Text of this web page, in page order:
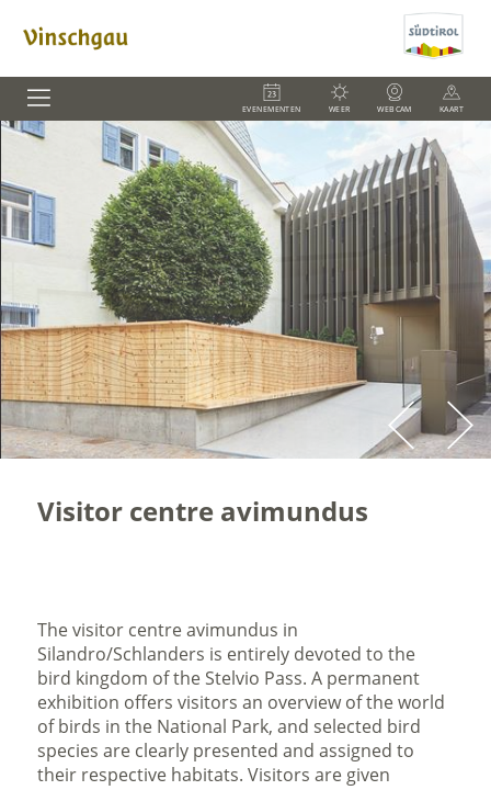
EVENEMENTEN WEER WEBCAM KAART
Visitor centre avimundus
The visitor centre avimundus in
Silandro/Schlanders is entirely devoted to the
bird kingdom of the Stelvio Pass. A permanent
exhibition offers visitors an overview of the world
of birds in the National Park, and selected bird
species are clearly presented and assigned to
their respective habitats. Visitors are given